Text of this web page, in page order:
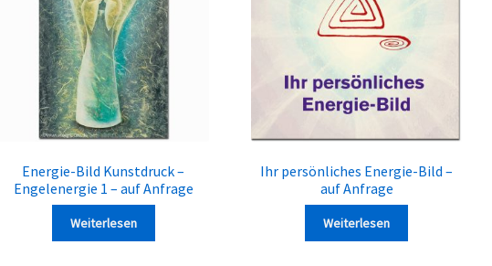
Energie-Bild Kunstdruck –
Engelenergie 1 – auf Anfrage
Weiterlesen
Ihr persönliches Energie-Bild –
auf Anfrage
Weiterlesen